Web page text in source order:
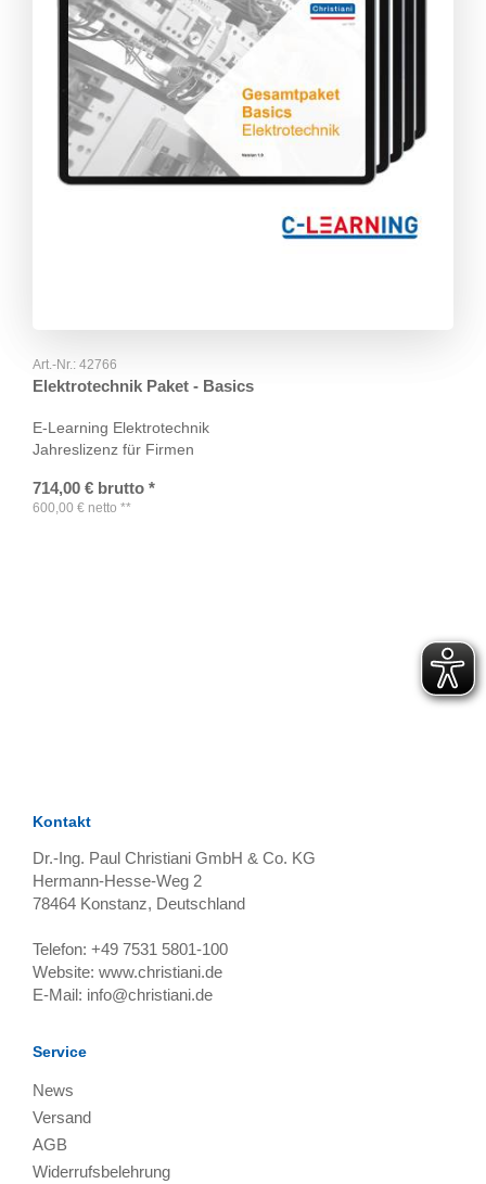
Art.-Nr.: 42766
Elektrotechnik Paket - Basics
E-Learning Elektrotechnik
Jahreslizenz für Firmen
714,00 € brutto *
600,00 € netto **
Kontakt
Dr.-Ing. Paul Christiani GmbH & Co. KG
Hermann-Hesse-Weg 2
78464 Konstanz, Deutschland
Telefon: +49 7531 5801-100
Website: www.christiani.de
E-Mail: info@christiani.de
Service
News
Versand
AGB
Widerrufsbelehrung